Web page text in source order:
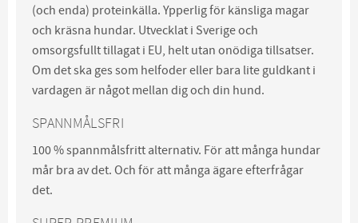
(och enda) proteinkälla. Ypperlig för känsliga magar
och kräsna hundar. Utvecklat i Sverige och
omsorgsfullt tillagat i EU, helt utan onödiga tillsatser.
Om det ska ges som helfoder eller bara lite guldkant i
vardagen är något mellan dig och din hund.
SPANNMÅLSFRI
100 % spannmålsfritt alternativ. För att många hundar
mår bra av det. Och för att många ägare efterfrågar
det.